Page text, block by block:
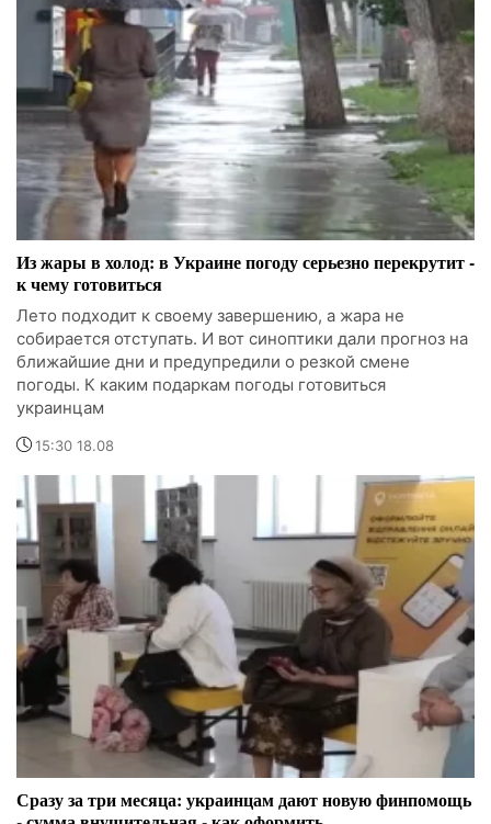
Из жары в холод: в Украине погоду серьезно перекрутит -
к чему готовиться
Лето подходит к своему завершению, а жара не
собирается отступать. И вот синоптики дали прогноз на
ближайшие дни и предупредили о резкой смене
погоды. К каким подаркам погоды готовиться
украинцам
15:30 18.08
Сразу за три месяца: украинцам дают новую финпомощь